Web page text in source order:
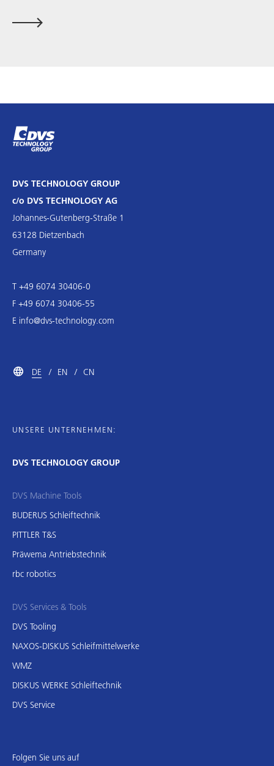
DVS TECHNOLOGY GROUP
c/o DVS TECHNOLOGY AG
Johannes-Gutenberg-Straße 1
63128 Dietzenbach
Germany
T +49 6074 30406-0
F +49 6074 30406-55
E info@dvs-technology.com
DE EN CN
UNSERE UNTERNEHMEN:
DVS TECHNOLOGY GROUP
DVS Machine Tools
BUDERUS Schleiftechnik
PITTLER T&S
Präwema Antriebstechnik
rbc robotics
DVS Services & Tools
DVS Tooling
NAXOS-DISKUS Schleifmittelwerke
WMZ
DISKUS WERKE Schleiftechnik
DVS Service
Folgen Sie uns auf